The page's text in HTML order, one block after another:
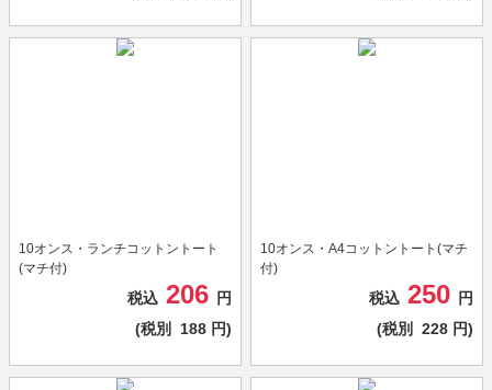
10オンス・ランチコットントート
(マチ付)
税込206
円
(税別
188 円)
10オンス・A4コットントート(マチ
付)
税込250
円
(税別
228 円)